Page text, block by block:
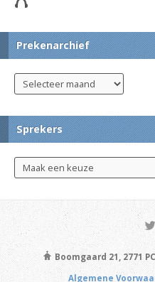
Prekenarchief
Sprekers
Boomgaard 21, 2771
Algemene